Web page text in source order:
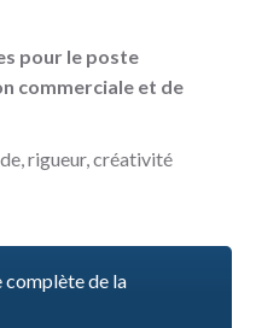
pour le poste
commerciale et de
rigueur, créativité
complète de la